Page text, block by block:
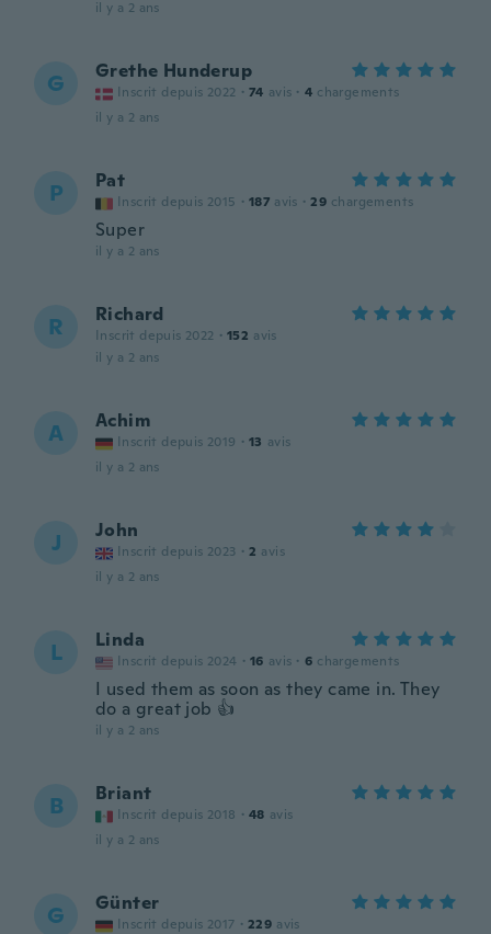
il y a 2 ans
G Grethe Hunderup
Inscrit depuis 2022 · 74 avis · 4 chargements
il y a 2 ans
P Pat
Inscrit depuis 2015 · 187 avis · 29 chargements
Super
il y a 2 ans
R Richard
Inscrit depuis 2022 · 152 avis
il y a 2 ans
A Achim
Inscrit depuis 2019 · 13 avis
il y a 2 ans
J John
Inscrit depuis 2023 · 2 avis
il y a 2 ans
L Linda
Inscrit depuis 2024 · 16 avis · 6 chargements
I used them as soon as they came in. They
do a great job 👍
il y a 2 ans
B Briant
Inscrit depuis 2018 · 48 avis
il y a 2 ans
G Günter
Inscrit depuis 2017 · 229 avis